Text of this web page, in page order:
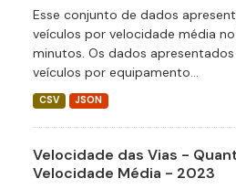
Esse conjunto de dados
veículos por velocidade média
minutos. Os dados
veículos por equipamento...
CSV JSON
Velocidade das Vias -
Velocidade Média - 2023